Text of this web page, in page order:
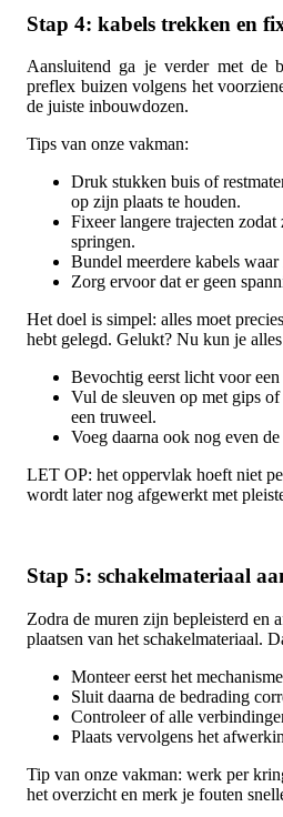
Stap 4: kabels trekken en
Aansluitend ga je verder met de
preflex buizen volgens het
de juiste inbouwdozen.
Tips van onze vakman:
Druk stukken buis of
op zijn plaats te houden.
Fixeer langere trajecten
springen.
Bundel meerdere kabels
Zorg ervoor dat er geen
Het doel is simpel: alles moet
hebt gelegd. Gelukt? Nu kun je
Bevochtig eerst licht voor een
Vul de sleuven op met gips
een truweel.
Voeg daarna ook nog even
LET OP: het oppervlak hoeft niet
wordt later nog afgewerkt met
Stap 5: schakelmateriaal
Zodra de muren zijn bepleisterd en
plaatsen van het schakelmateriaal.
Monteer eerst het
Sluit daarna de bedrading
Controleer of alle
Plaats vervolgens het
Tip van onze vakman: werk per
het overzicht en merk je fouten